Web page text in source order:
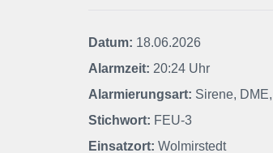
Datum: 18.06.2026
Alarmzeit: 20:24 Uhr
Alarmierungsart: Sirene,
Stichwort: FEU-3
Einsatzort: Wolmirstedt